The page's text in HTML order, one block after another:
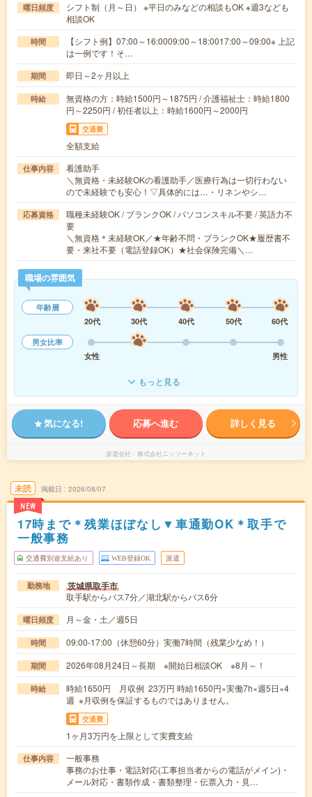
曜日頻度
シフト制（月～日） ※平日のみなどの相談もOK ※週3なども
相談OK
時間
【シフト例】07:00～16:0009:00～18:0017:00～09:00※ 上記
は一例です！そ…
期間 即日～2ヶ月以上
時給
無資格の方：時給1500円～1875円 / 介護福祉士：時給1800
円～2250円 / 初任者以上：時給1600円～2000円
交通費
全額支給
仕事内容
看護助手
＼無資格・未経験OKの看護助手／医療行為は一切行わない
ので未経験でも安心！▽具体的には…・リネンやシ…
応募資格
職種未経験OK / ブランクOK / パソコンスキル不要 / 英語力不
要
＼無資格＊未経験OK／★年齢不問・ブランクOK★履歴書不
要・来社不要（電話登録OK）★社会保険完備＼…
職場の雰囲気
年齢層
20代
30代 40代 50代
60代
男女比率
女性
男性
もっと見る
気になる! 応募へ進む 詳しく見る
派遣会社 株式会社ニッソーネット
未読
NEW
掲載日 2026/08/07
17時まで＊残業ほぼなし▼車通勤OK＊取手で
一般事務
交通費別途支給あり WEB登録OK 派遣
勤務地 茨城県取手市
取手駅からバス7分／湖北駅からバス6分
曜日頻度 月～金・土／週5日
時間 09:00-17:00（休憩60分）実働7時間（残業少なめ！）
期間 2026年08月24日～長期 ※開始日相談OK ※8月～！
時給
時給1650円 月収例 23万円 時給1650円×実働7h×週5日×4
週 ※月収例を保証するものではありません。
交通費
1ヶ月3万円を上限として実費支給
仕事内容
一般事務
事務のお仕事・電話対応(工事担当者からの電話がメイン)・
メール対応・書類作成・書類整理・伝票入力・見…